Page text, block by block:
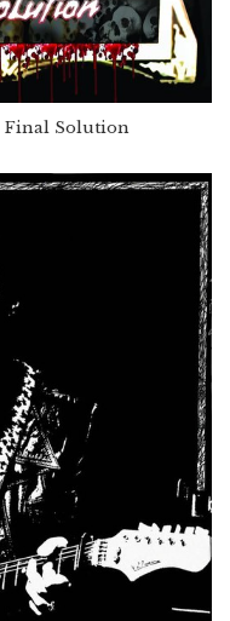
Final Solution